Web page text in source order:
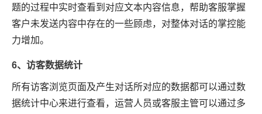
题的过程中实时查看到对应文本内容信息，帮助客服掌握
客户未发送内容中存在的一些顾虑，对整体对话的掌控能
力增加。
6、访客数据统计
所有访客浏览页面及产生对话所对应的数据都可以通过数
据统计中心来进行查看，运营人员或客服主管可以通过多